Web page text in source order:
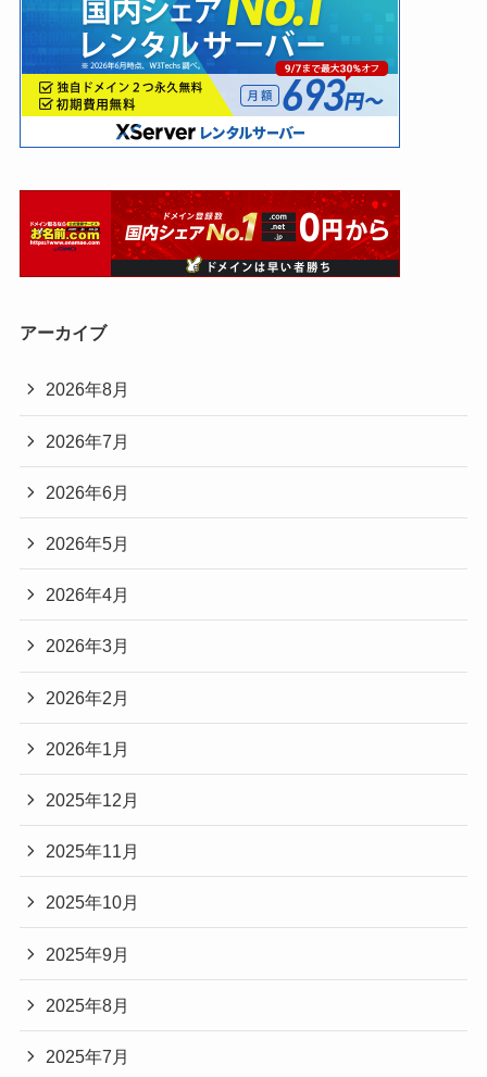
アーカイブ
2026年8月
2026年7月
2026年6月
2026年5月
2026年4月
2026年3月
2026年2月
2026年1月
2025年12月
2025年11月
2025年10月
2025年9月
2025年8月
2025年7月